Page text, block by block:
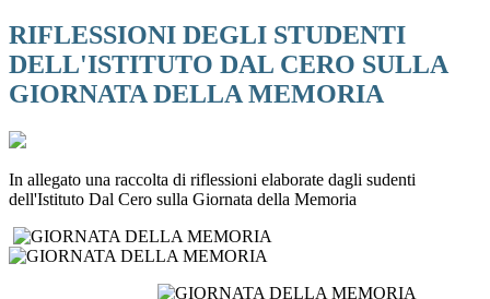
RIFLESSIONI DEGLI STUDENTI
DELL'ISTITUTO DAL CERO SULLA
GIORNATA DELLA MEMORIA
In allegato una raccolta di riflessioni elaborate dagli sudenti
dell'Istituto Dal Cero sulla Giornata della Memoria